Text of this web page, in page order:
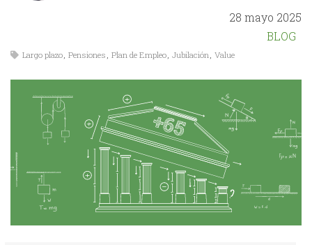
28 mayo 2025
BLOG
Largo plazo, Pensiones , Plan de Empleo, Jubilación, Value